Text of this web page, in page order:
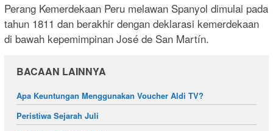
Perang Kemerdekaan Peru melawan Spanyol dimulai pada
tahun 1811 dan berakhir dengan deklarasi kemerdekaan
di bawah kepemimpinan José de San Martín.
BACAAN LAINNYA
Apa Keuntungan Menggunakan Voucher Aldi TV?
Peristiwa Sejarah Juli